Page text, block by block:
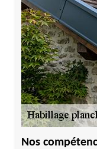
Nos